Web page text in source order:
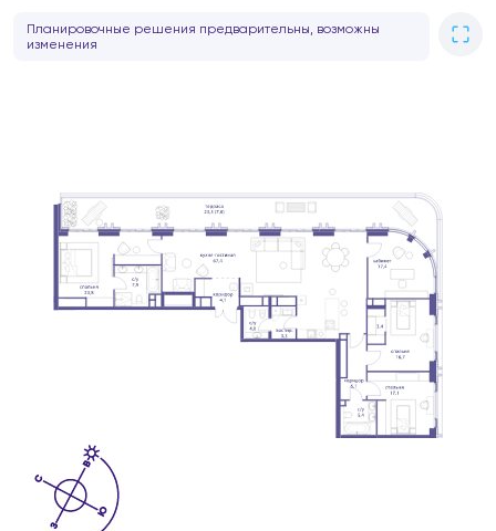
Планировочные решения предварительны, возможны
изменения